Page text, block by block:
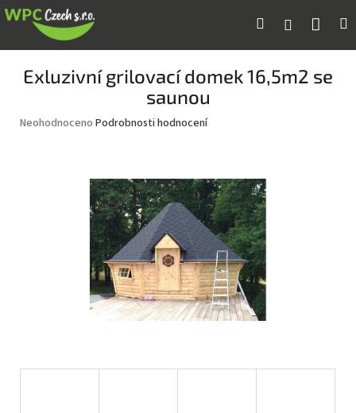
Přejít
na
Hledat Přihlášení
Exluzivní grilovací domek 16,5m2 se
saunou
Průměrné
Neohodnoceno Podrobnosti hodnocení